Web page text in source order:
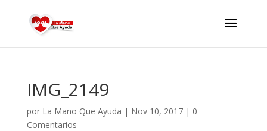
IMG_2149
por La Mano Que Ayuda | Nov 10, 2017| 0
Comentarios